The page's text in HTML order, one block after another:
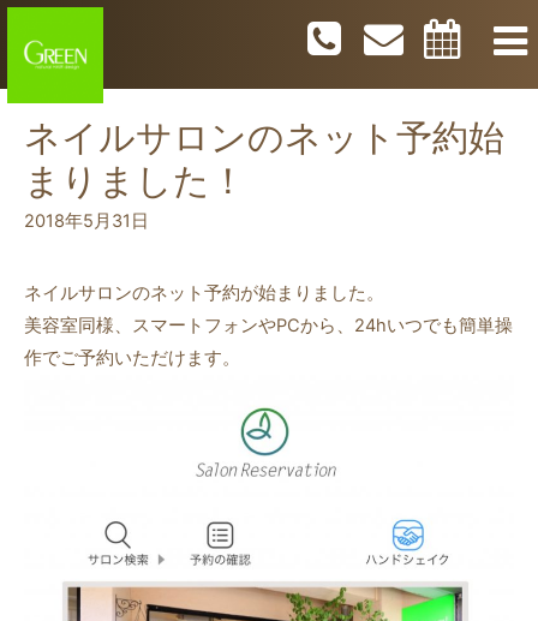
ネイルサロンのネット予約始
まりました！
2018年5月31日
ネイルサロンのネット予約が始まりました。
美容室同様、スマートフォンやPCから、24hいつでも簡単操
作でご予約いただけます。